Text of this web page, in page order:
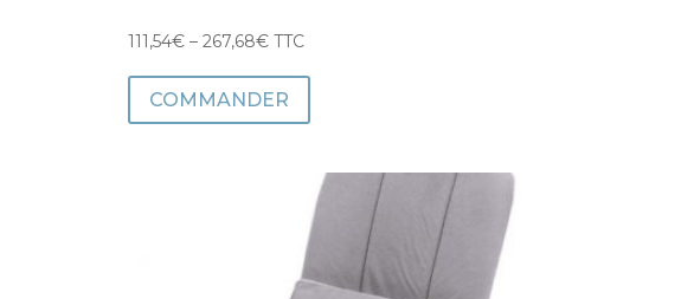
111,54€ –267,68€ TTC
COMMANDER